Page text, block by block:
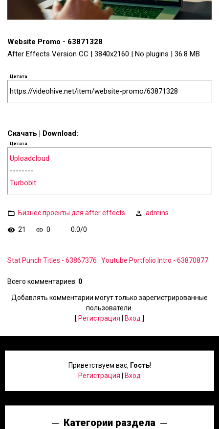
Website Promo - 63871328
After Effects Version CC | 3840x2160 | No plugins | 36.8 MB
Цитата
https://videohive.net/item/website-promo/63871328
Скачать | Download:
Цитата
Uploadcloud
--------
Turbobit
Бизнес проекты для after effects admins
21 0 0.0/0
Stat Punch Titles - 63867376 Youtube Portfolio Intro - 63870877
Всего комментариев: 0
Добавлять комментарии могут только зарегистрированные
пользователи.
[ Регистрация Вход ]
Приветствуем вас, Гость!
Регистрация
Вход
Категории раздела